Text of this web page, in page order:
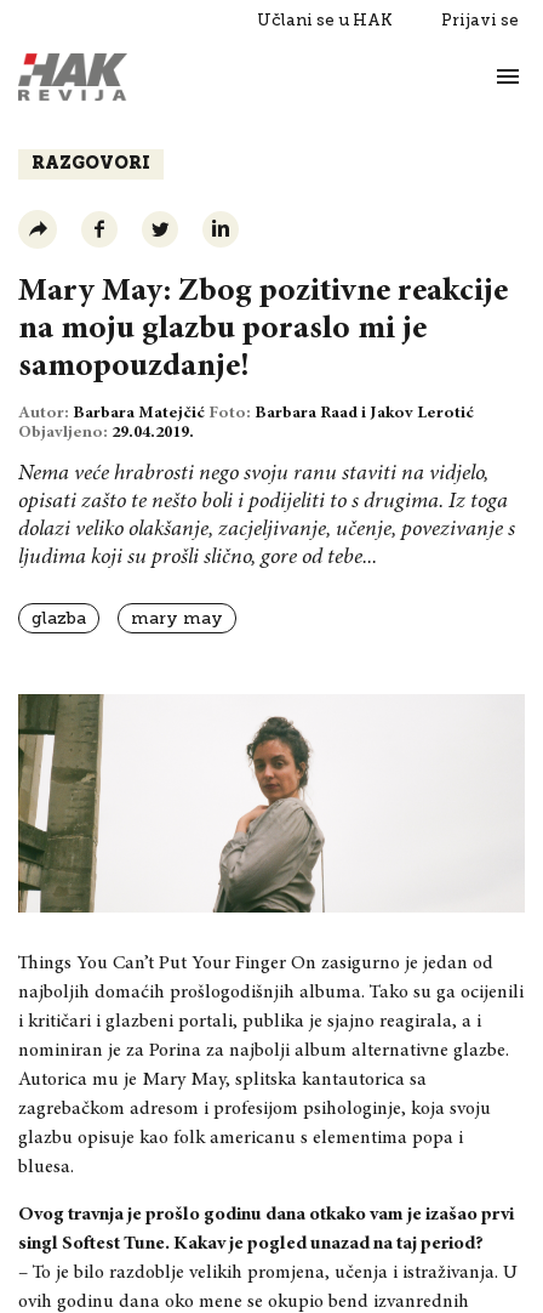
Učlani se u HAK Prijavi se
Razgovori
RAZGOVORI
Mary May: Zbog pozitivne reakcije
na moju glazbu poraslo mi je
samopouzdanje!
Autor: Barbara Matejčić Foto: Barbara Raad i Jakov Lerotić
Objavljeno: 29.04.2019.
Nema veće hrabrosti nego svoju ranu staviti na vidjelo,
opisati zašto te nešto boli i podijeliti to s drugima. Iz toga
dolazi veliko olakšanje, zacjeljivanje, učenje, povezivanje s
ljudima koji su prošli slično, gore od tebe...
glazba mary may
Things You Can’t Put Your Finger On zasigurno je jedan od
najboljih domaćih prošlogodišnjih albuma. Tako su ga ocijenili
i kritičari i glazbeni portali, publika je sjajno reagirala, a i
nominiran je za Porina za najbolji album alternativne glazbe.
Autorica mu je Mary May, splitska kantautorica sa
zagrebačkom adresom i profesijom psihologinje, koja svoju
glazbu opisuje kao folk americanu s elementima popa i
bluesa.
Ovog travnja je prošlo godinu dana otkako vam je izašao prvi
singl Softest Tune. Kakav je pogled unazad na taj period?
– To je bilo razdoblje velikih promjena, učenja i istraživanja. U
ovih godinu dana oko mene se okupio bend izvanrednih